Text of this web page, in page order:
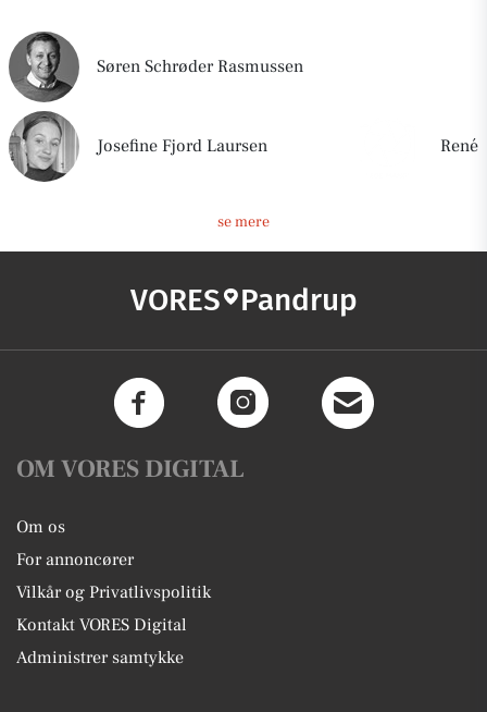
Søren Schrøder Rasmussen
Josefine Fjord Laursen René
se mere
VORES Pandrup
OM VORES DIGITAL
Om os
For annoncører
Vilkår og Privatlivspolitik
Kontakt VORES Digital
Administrer samtykke